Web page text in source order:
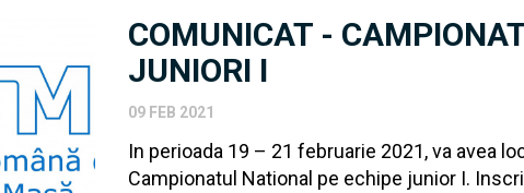
COMUNICAT -
JUNIORI I
09 FEB 2021
In perioada 19 – 21 februarie 2021, va avea
Campionatul National pe echipe junior I.